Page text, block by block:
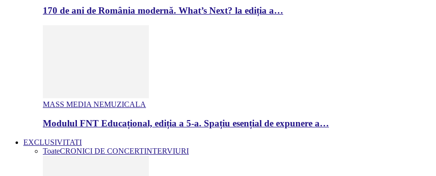
170 de ani de România modernă. What’s Next? la ediția a…
MASS MEDIA NEMUZICALA
Modulul FNT Educațional, ediția a 5-a. Spațiu esențial de expunere a…
EXCLUSIVITATI
ToateCRONICI DE CONCERTINTERVIURI